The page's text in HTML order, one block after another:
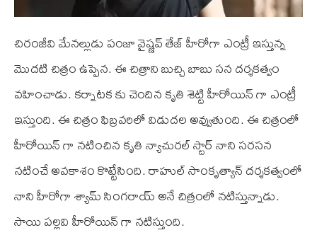
చిరంజీవి మేనల్లుడు పంజా వైష్ణవ్ తేజ్ హీరోగా ఎంట్రీ ఇస్తున్న
మొదటి చిత్రం ఉప్పెన. ఈ చిత్రాని బుచ్చి బాబు సన దర్శకత్వం
వహించాడు. కర్నాటక కు చెందిన కృతి శెట్టి హీరోయిన్ గా ఎంట్రీ
ఇస్తుంది. ఈ చిత్రం ఫిబ్రవరిలో విడుదల అవ్వుతుంది. ఈ చిత్రంలో
హీరోయిన్ గా నటించిన కృతి న్యాచురల్ స్టార్ నాని సరసన
నటించే అవకాశం కొట్టేసింది. రాహుల్ సాంకృత్యాన్ దర్శకత్వంలో
నాని హీరోగా శ్యామ్ సింగరాయ్ అనే చిత్రంలో నటిస్తున్నాడు.
సాయి పల్లవి హీరోయిన్ గా నటిస్తుంది.